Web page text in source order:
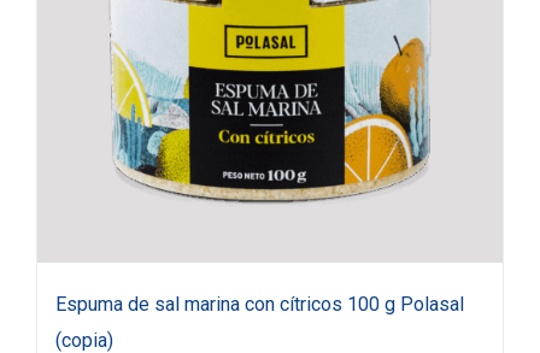
Espuma de sal marina con cítricos 100 g Polasal
(copia)